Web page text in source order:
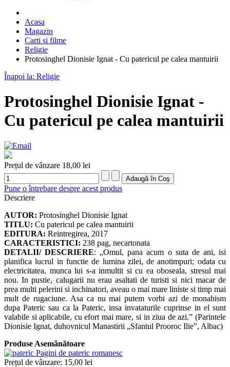
Acasa
Magazin
Carti si filme
Religie
Protosinghel Dionisie Ignat - Cu patericul pe calea mantuirii
Înapoi la: Religie
Protosinghel Dionisie Ignat -
Cu patericul pe calea mantuirii
Prețul de vânzare 18,00 lei
Pune o întrebare despre acest produs
Descriere
AUTOR: Protosinghel Dionisie Ignat
TITLU: Cu patericul pe calea mantuirii
EDITURA: Reintregirea, 2017
CARACTERISTICI: 238 pag, necartonata
DETALII/ DESCRIERE: „Omul, pana acum o suta de ani, isi
planifica lucrul in functie de lumina zilei, de anotimpuri; odata cu
electricitatea, munca lui s-a inmultit si cu ea oboseala, stresul mai
nou. In pustie, calugarii nu erau asaltati de turisti si nici macar de
prea multi pelerini si inchinatori, aveau o mai mare liniste si timp mai
mult de rugaciune. Asa ca nu mai putem vorbi azi de monahism
dupa Pateric sau ca la Pateric, insa invataturile cuprinse in el sunt
valabile si aplicabile, cu efort mai mare, si in ziua de azi.” (Parintele
Dionisie Ignat, duhovnicul Manastirii „Sfantul Prooroc Ilie”, Albac)
Produse Asemănătoare
Pagini de pateric romanesc
Prețul de vânzare: 15,00 lei